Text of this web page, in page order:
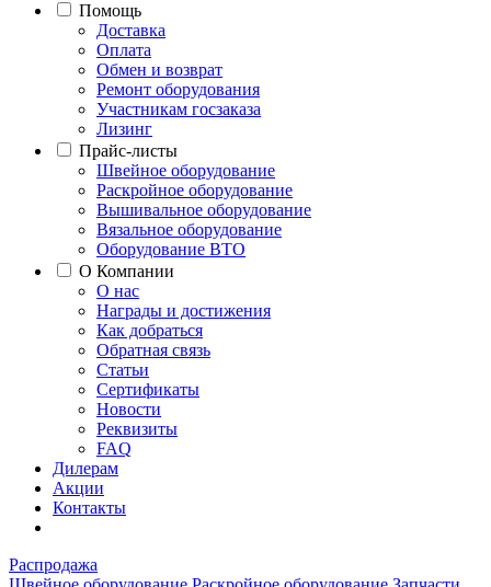
Помощь
Доставка
Оплата
Обмен и возврат
Ремонт оборудования
Участникам госзаказа
Лизинг
Прайс-листы
Швейное оборудование
Раскройное оборудование
Вышивальное оборудование
Вязальное оборудование
Оборудование ВТО
О Компании
О нас
Награды и достижения
Как добраться
Обратная связь
Статьи
Сертификаты
Новости
Реквизиты
FAQ
Дилерам
Акции
Контакты
Распродажа